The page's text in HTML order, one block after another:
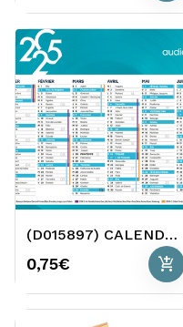
(D015897) CALENDRIER 2025 A2
0,75€ add_shopping_cart